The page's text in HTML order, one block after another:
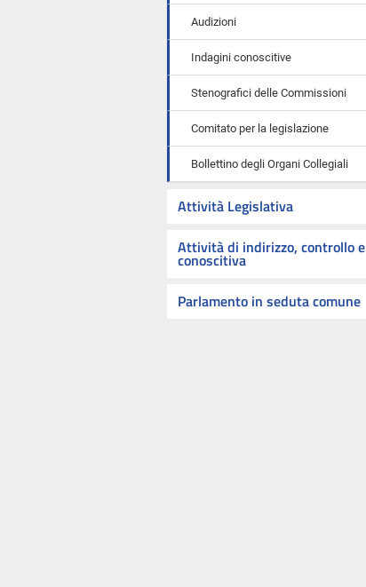
Audizioni
Indagini conoscitive
Stenografici delle Commissioni
Comitato per la legislazione
Bollettino degli Organi Collegiali
Attività Legislativa
Attività di indirizzo, controllo e
conoscitiva
Parlamento in seduta comune